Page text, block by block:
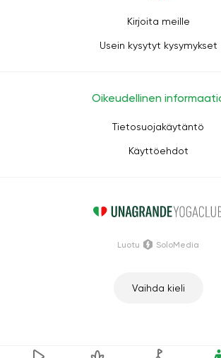
Kirjoita meille
Usein kysytyt kysymykset
Oikeudellinen
Tietosuojakäytäntö
Käyttöehdot
Vaihda kieli
Luotu SoloMedia